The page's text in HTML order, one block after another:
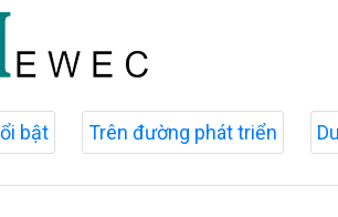
bật Trên đường phát triển